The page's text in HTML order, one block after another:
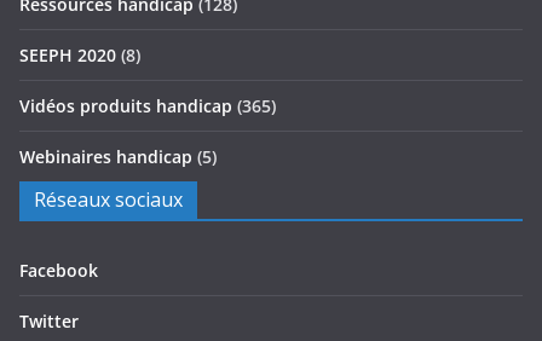
SEEPH 2020 (8)
Vidéos produits handicap (365)
Webinaires handicap (5)
Réseaux sociaux
Facebook
Twitter